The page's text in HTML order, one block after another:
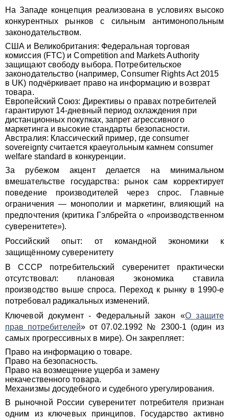
На Западе концепция реализована в условиях высоко
конкурентных рынков с сильным антимонопольным
законодательством.
США и Великобритания: Федеральная торговая
комиссия (FTC) и Competition and Markets Authority
защищают свободу выбора. Потребительское
законодательство (например, Consumer Rights Act 2015
в UK) подчёркивает право на информацию и возврат
товара.
Европейский Союз: Директивы о правах потребителей
гарантируют 14-дневный период охлаждения при
дистанционных покупках, запрет агрессивного
маркетинга и высокие стандарты безопасности.
Австралия: Классический пример, где consumer
sovereignty считается краеугольным камнем consumer
welfare standard в конкуренции.
За рубежом акцент делается на минимальном
вмешательстве государства: рынок сам корректирует
поведение производителей через спрос. Главные
ограничения — монополии и маркетинг, влияющий на
предпочтения (критика Гэлбрейта о «производственном
суверенитете»).
Российский опыт: от командной экономики к
защищённому суверенитету
В СССР потребительский суверенитет практически
отсутствовал: плановая экономика ставила
производство выше спроса. Переход к рынку в 1990-е
потребовал радикальных изменений.
Ключевой документ - Федеральный закон «О защите
прав потребителей» от 07.02.1992 № 2300-1 (один из
самых прогрессивных в мире). Он закрепляет:
Право на информацию о товаре.
Право на безопасность.
Право на возмещение ущерба и замену
некачественного товара.
Механизмы досудебного и судебного урегулирования.
В рыночной России суверенитет потребителя признан
одним из ключевых принципов. Государство активно